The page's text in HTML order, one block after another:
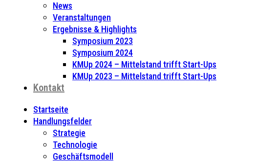
News
Veranstaltungen
Ergebnisse & Highlights
Symposium 2023
Symposium 2024
KMUp 2024 – Mittelstand trifft Start-Ups
KMUp 2023 – Mittelstand trifft Start-Ups
Kontakt
Startseite
Handlungsfelder
Strategie
Technologie
Geschäftsmodell